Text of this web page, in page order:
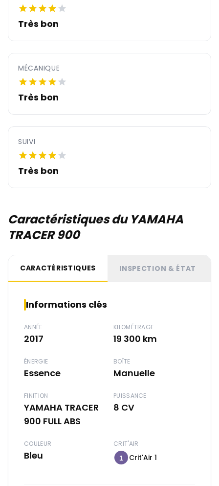
Très bon
MÉCANIQUE
Très bon
SUIVI
Très bon
Caractéristiques du YAMAHA
TRACER 900
CARACTÉRISTIQUES INSPECTION & ÉTAT
Informations clés
ANNÉE
2017
KILOMÉTRAGE
19 300 km
ÉNERGIE
Essence
BOÎTE
Manuelle
FINITION
YAMAHA TRACER
900 FULL ABS
PUISSANCE
8 CV
COULEUR
Bleu
CRIT'AIR
1 Crit'Air 1